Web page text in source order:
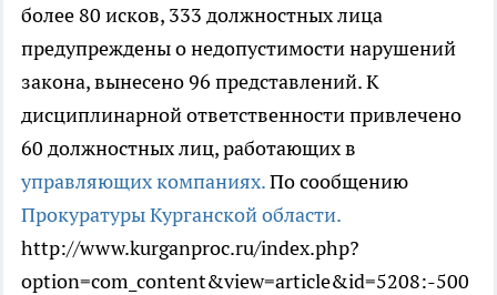
более 80 исков, 333 должностных лица
предупреждены о недопустимости нарушений
закона, вынесено 96 представлений. К
дисциплинарной ответственности привлечено
60 должностных лиц, работающих в
управляющих компаниях.По сообщению
Прокуратуры Курганской области.
http://www.kurganproc.ru/index.php?
option=com_content&view=article&id=5208:-500